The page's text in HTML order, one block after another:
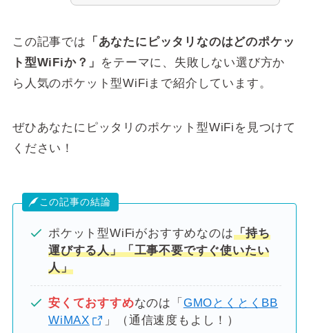
この記事では 「あなたにピッタリなのはどのポケッ
ト型WiFiか？」 をテーマに、失敗しない選び方か
ら人気のポケット型WiFiまで紹介しています。
ぜひあなたにピッタリのポケット型WiFiを見つけて
ください！
この記事の結論
ポケット型WiFiがおすすめなのは「持ち
運びする人」「工事不要ですぐ使いたい
人」
安くておすすめなのは「 GMOとくとくBB
WiMAX
」（通信速度もよし！）